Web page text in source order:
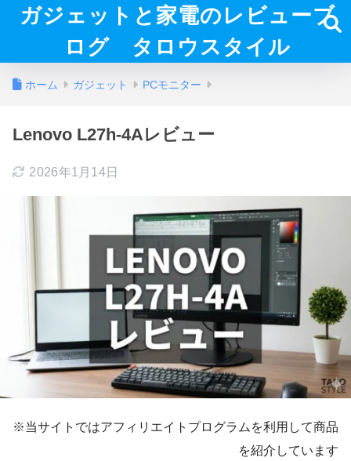
ガジェットと家電のレビューブ
ログ タロウスタイル
ホーム ガジェット PCモニター
Lenovo L27h-4Aレビュー
2026年1月14日
※当サイトではアフィリエイトプログラムを利用して商品
を紹介しています